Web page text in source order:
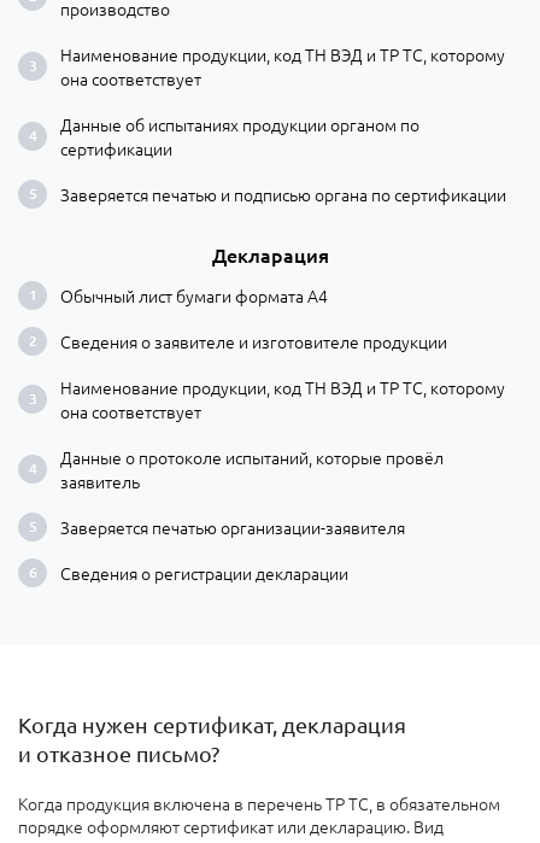
производство
Наименование продукции, код ТН ВЭД и ТР ТС, которому
она соответствует
Данные об испытаниях продукции органом по
сертификации
Заверяется печатью и подписью органа по сертификации
Декларация
Обычный лист бумаги формата А4
Сведения о заявителе и изготовителе продукции
Наименование продукции, код ТН ВЭД и ТР ТС, которому
она соответствует
Данные о протоколе испытаний, которые провёл
заявитель
Заверяется печатью организации-заявителя
Сведения о регистрации декларации
Когда нужен сертификат, декларация
и отказное письмо?
Когда продукция включена в перечень ТР ТС, в обязательном
порядке оформляют сертификат или декларацию. Вид